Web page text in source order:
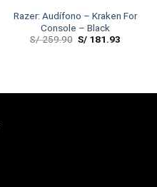
Razer: Audífono – Kraken For
Console – Black
S/259.90 S/ 181.93